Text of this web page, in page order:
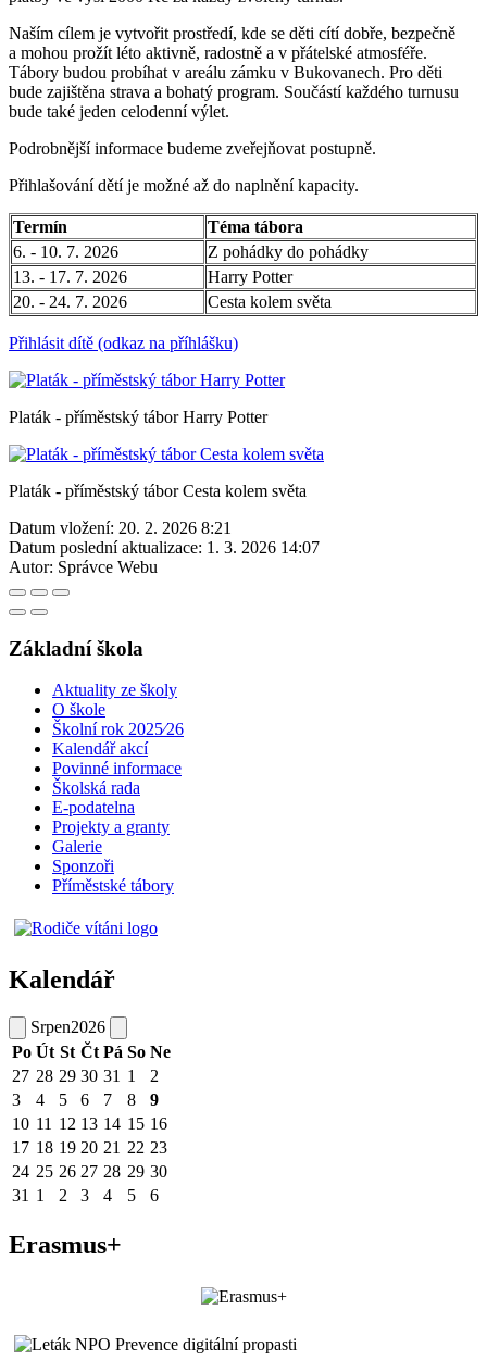
Naším cílem je vytvořit prostředí, kde se děti cítí dobře, bezpečně
a mohou prožít léto aktivně, radostně a v přátelské atmosféře.
Tábory budou probíhat v areálu zámku v Bukovanech. Pro děti
bude zajištěna strava a bohatý program. Součástí každého turnusu
bude také jeden celodenní výlet.
Podrobnější informace budeme zveřejňovat postupně.
Přihlašování dětí je možné až do naplnění kapacity.
Termín
Téma tábora
6. - 10. 7. 2026
Z pohádky do pohádky
13. - 17. 7. 2026
Harry Potter
20. - 24. 7. 2026
Cesta kolem světa
Přihlásit dítě (odkaz na příhlášku)
Platák - příměstský tábor Harry Potter
Platák - příměstský tábor Cesta kolem světa
Datum vložení: 20. 2. 2026 8:21
Datum poslední aktualizace: 1. 3. 2026 14:07
Autor: Správce Webu
Základní škola
Aktuality ze školy
O škole
Školní rok 2025⁄26
Kalendář akcí
Povinné informace
Školská rada
E-podatelna
Projekty a granty
Galerie
Sponzoři
Příměstské tábory
Kalendář
Srpen2026
Po Út St Čt Pá So Ne
27 28 29 30 31 1
2
3
4 5 6 7 8
9
10 11 12 13 14 15 16
17 18 19 20 21 22 23
24 25 26 27 28 29 30
31 1 2 3 4 5 6
Erasmus+